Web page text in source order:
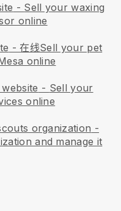
- Sell your waxing
online
- 在线Sell your pet
online
- Sell your
online
organization -
and manage it